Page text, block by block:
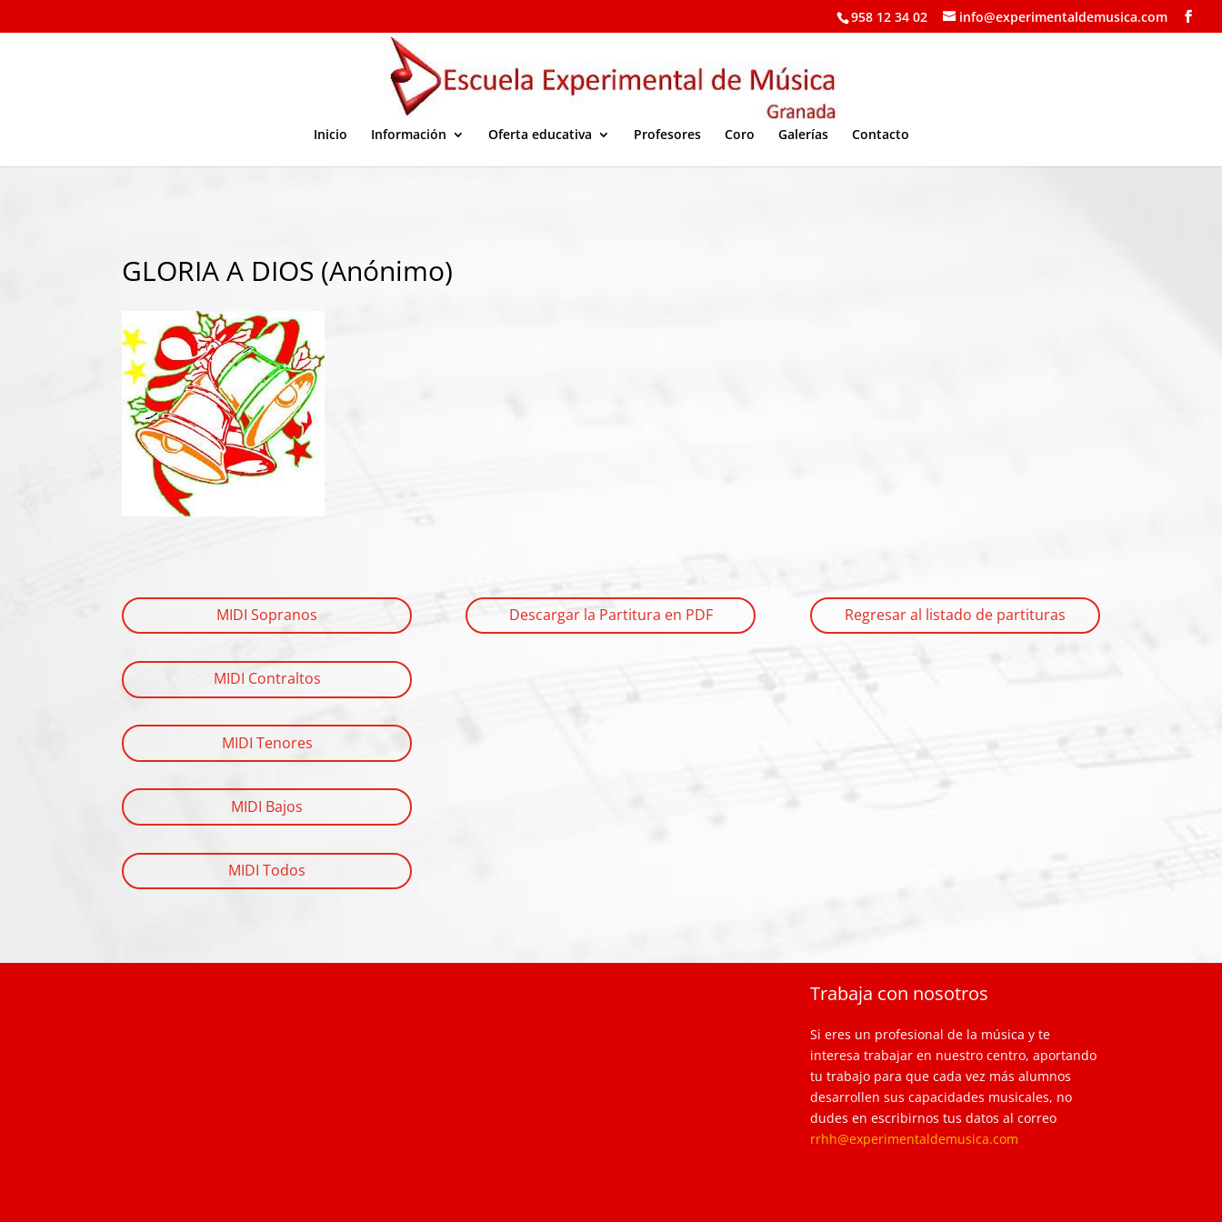
958 12 34 02 info@experimentaldemusica.com
Inicio Información Oferta educativa Profesores Coro Galerías Contacto
GLORIA A DIOS (Anónimo)
MIDI Sopranos
MIDI Contraltos
MIDI Tenores
MIDI Bajos
MIDI Todos
Descargar la Partitura en PDF Regresar al listado de partituras
Trabaja con nosotros
Si eres un profesional de la música y te
interesa trabajar en nuestro centro, aportando
tu trabajo para que cada vez más alumnos
desarrollen sus capacidades musicales, no
dudes en escribirnos tus datos al correo
rrhh@experimentaldemusica.com